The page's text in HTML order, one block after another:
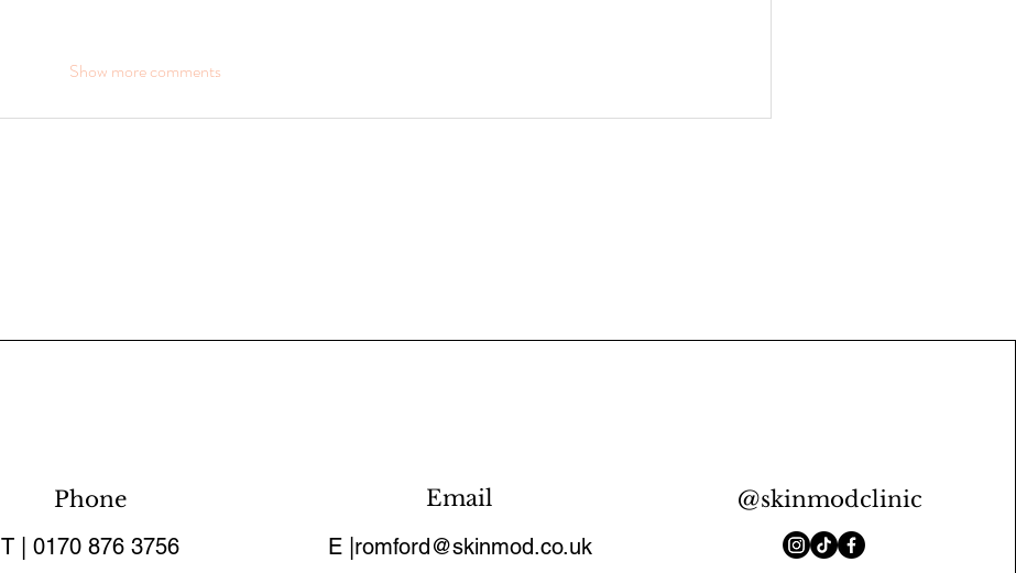
Show more comments
Phone
T | 0170 876 3756
Email
E | romford@skinmod.co.uk
@skinmodclinic